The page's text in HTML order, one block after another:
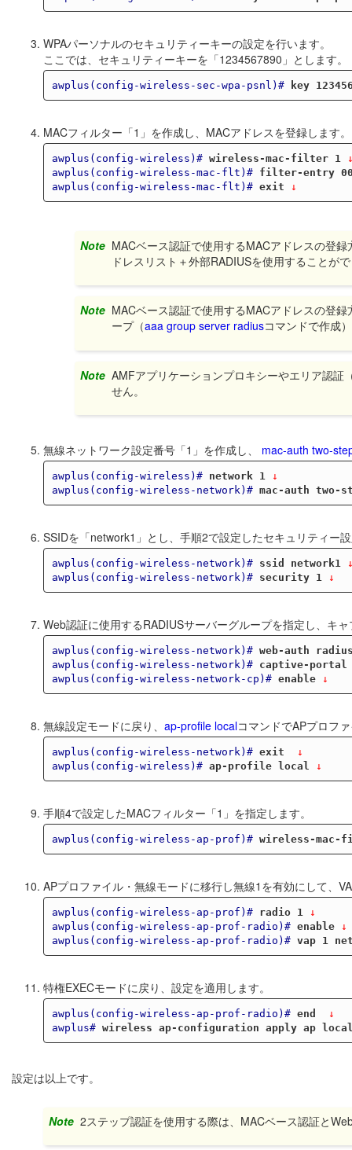
WPAパーソナルのセキュリティーキーの設定を行います。
ここでは、セキュリティーキーを「1234567890」とします。
awplus(config-wireless-sec-wpa-psnl)# key
MACフィルター「1」を作成し、MACアドレスを登録します
awplus(config-wireless)# wireless-mac-filter 1
awplus(config-wireless-mac-flt)#
filter-entry
awplus(config-wireless-mac-flt)# exit ↓
Note MACベース認証で使用するMACアドレスの登
ドレスリスト＋外部RADIUSを使用することが
Note MACベース認証で使用するMACアドレスの登
ープ（aaa group server radiusコマンドで作成
Note AMFアプリケーションプロキシーやエリア認証
せん。
無線ネットワーク設定番号「1」を作成し、 mac-auth two-
awplus(config-wireless)# network 1
↓
awplus(config-wireless-network)# mac-auth two-
SSIDを「network1」とし、手順2で設定したセキュリティー
awplus(config-wireless-network)# ssid network1
awplus(config-wireless-network)#
security 1 ↓
Web認証に使用するRADIUSサーバーグループを指定し、キ
awplus(config-wireless-network)# web-auth
awplus(config-wireless-network)#
captive-portal
awplus(config-wireless-network-cp)# enable ↓
無線設定モードに戻り、 ap-profile localコマンドでAPプロフ
awplus(config-wireless-network)# exit
↓
awplus(config-wireless)# ap-profile local ↓
手順4で設定したMACフィルター「1」を指定します。
awplus(config-wireless-ap-prof)# wireless-
APプロファイル・無線モードに移行し無線1を有効にして、
awplus(config-wireless-ap-prof)# radio 1
↓
awplus(config-wireless-ap-prof-radio)# enable ↓
awplus(config-wireless-ap-prof-radio)# vap 1
特権EXECモードに戻り、設定を適用します。
awplus(config-wireless-ap-prof-radio)# end
↓
awplus# wireless ap-configuration apply ap
設定は以上です。
Note 2ステップ認証を使用する際は、MACベース認証と